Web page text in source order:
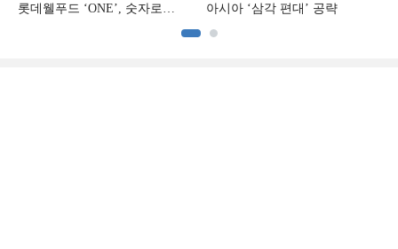
롯데웰푸드 ‘ONE’, 숫자로
아시아 ‘삼각 편대’ 공략